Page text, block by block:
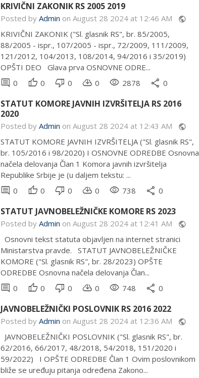
KRIVIČNI ZAKONIK RS 2005 2019
Posted by Admin on August 28 2024 at 12:46 AM public
KRIVIČNI ZAKONIK ("Sl. glasnik RS", br. 85/2005,
88/2005 - ispr., 107/2005 - ispr., 72/2009, 111/2009,
121/2012, 104/2013, 108/2014, 94/2016 i 35/2019)
OPŠTI DEO Glava prva OSNOVNE ODRE...
comment 0 thumb_up 0 thumb_down 0 cloud_download 0 remove_red_eye 2878 share 0
STATUT KOMORE JAVNIH IZVRŠITELJA RS 2016
2020
Posted by Admin on August 28 2024 at 12:43 AM public
STATUT KOMORE JAVNIH IZVRŠITELJA ("Sl. glasnik RS",
br. 105/2016 i 98/2020) I OSNOVNE ODREDBE Osnovna
načela delovanja Član 1 Komora javnih izvršitelja
Republike Srbije je (u daljem tekstu: ...
comment 0 thumb_up 0 thumb_down 0 cloud_download 0 remove_red_eye 738 share 0
STATUT JAVNOBELEŽNIČKE KOMORE RS 2023
Posted by Admin on August 28 2024 at 12:41 AM public
Osnovni tekst statuta objavljen na internet stranici
Ministarstva pravde. STATUT JAVNOBELEŽNIČKE
KOMORE ("Sl. glasnik RS", br. 28/2023) OPŠTE
ODREDBE Osnovna načela delovanja Član...
comment 0 thumb_up 0 thumb_down 0 cloud_download 0 remove_red_eye 748 share 0
JAVNOBELEŽNIČKI POSLOVNIK RS 2016 2022
Posted by Admin on August 28 2024 at 12:36 AM public
JAVNOBELEŽNIČKI POSLOVNIK ("Sl. glasnik RS", br.
62/2016, 66/2017, 48/2018, 54/2018, 151/2020 i
59/2022) I OPŠTE ODREDBE Član 1 Ovim poslovnikom
bliže se uređuju pitanja određena Zakono...